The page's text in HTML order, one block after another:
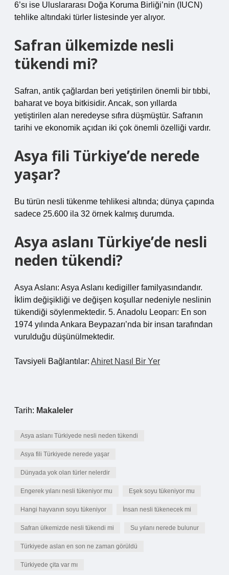
6’sı ise Uluslararası Doğa Koruma Birliği’nin (IUCN)
tehlike altındaki türler listesinde yer alıyor.
Safran ülkemizde nesli
tükendi mi?
Safran, antik çağlardan beri yetiştirilen önemli bir tıbbi,
baharat ve boya bitkisidir. Ancak, son yıllarda
yetiştirilen alan neredeyse sıfıra düşmüştür. Safranın
tarihi ve ekonomik açıdan iki çok önemli özelliği vardır.
Asya fili Türkiye’de nerede
yaşar?
Bu türün nesli tükenme tehlikesi altında; dünya çapında
sadece 25.600 ila 32 örnek kalmış durumda.
Asya aslanı Türkiye’de nesli
neden tükendi?
Asya Aslanı: Asya Aslanı kedigiller familyasındandır.
İklim değişikliği ve değişen koşullar nedeniyle neslinin
tükendiği söylenmektedir. 5. Anadolu Leoparı: En son
1974 yılında Ankara Beypazarı’nda bir insan tarafından
vurulduğu düşünülmektedir.
Tavsiyeli Bağlantılar: Ahiret Nasıl Bir Yer
Tarih: Makaleler
Asya aslanı Türkiyede nesli neden tükendi
Asya fili Türkiyede nerede yaşar
Dünyada yok olan türler nelerdir
Engerek yılanı nesli tükeniyor mu Eşek soyu tükeniyor mu
Hangi hayvanın soyu tükeniyor İnsan nesli tükenecek mi
Safran ülkemizde nesli tükendi mi Su yılanı nerede bulunur
Türkiyede aslan en son ne zaman görüldü
Türkiyede çita var mı